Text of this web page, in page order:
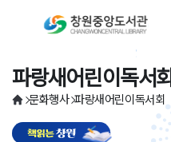
문화행사 파랑새어린이독서회
파랑새어린이독서회